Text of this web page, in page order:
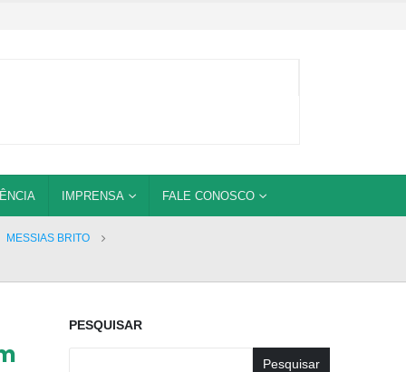
IMPRENSA FALE CONOSCO
MESSIAS BRITO
PESQUISAR
Pesquisar